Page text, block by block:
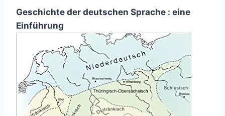
Geschichte der deutschen Sprache : eine
Einführung